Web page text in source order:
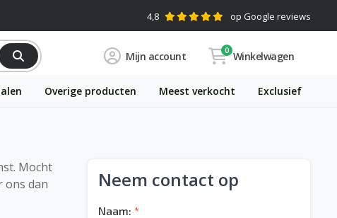
4,8 op Google reviews
Mijn account Winkelwagen
0
Overige producten Meest verkocht Exclusief
Mocht
ons dan
Neem contact op
Naam: *